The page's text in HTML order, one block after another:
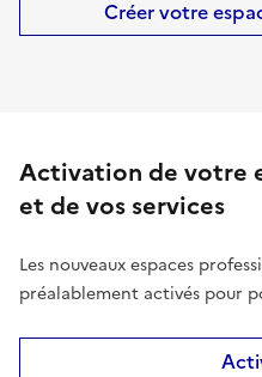
Créer votre
Activation de votre
et de vos services
Les nouveaux espaces
préalablement activés pour